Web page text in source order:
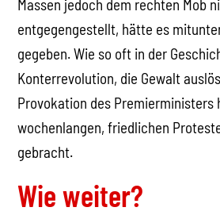
Massen jedoch dem rechten Mob
entgegengestellt, hätte es
gegeben. Wie so oft in der
Konterrevolution, die Gewalt
Provokation des Premierministers
wochenlangen, friedlichen
gebracht.
Wie weiter?